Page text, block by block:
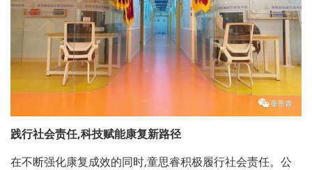
践行社会责任,科技赋能康复新路径
在不断强化康复成效的同时,童思睿积极履行社会责任。公